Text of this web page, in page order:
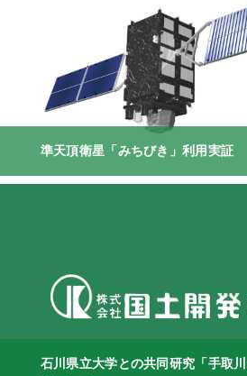
準天頂衛星「みちびき」利用実証
石川県立大学との共同研究「手取